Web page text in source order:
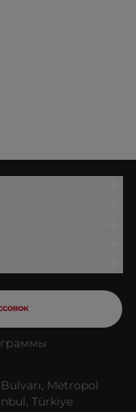
Metropol
Türkiye